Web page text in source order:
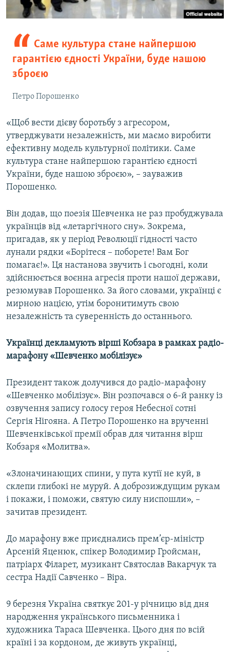
Саме культура стане найпершою
гарантією єдності України, буде нашою
зброєю
Петро Порошенко
«Щоб вести дієву боротьбу з агресором,
утверджувати незалежність, ми маємо виробити
ефективну модель культурної політики. Саме
культура стане найпершою гарантією єдності
України, буде нашою зброєю», – зауважив
Порошенко.
Він додав, що поезія Шевченка не раз пробуджувала
українців від «летаргічного сну». Зокрема,
пригадав, як у період Революції гідності часто
лунали рядки «Борітеся – поборете! Вам Бог
помагає!». Ця настанова звучить і сьогодні, коли
здійснюється воєнна агресія проти нашої держави,
резюмував Порошенко. За його словами, українці є
мирною нацією, утім боронитимуть свою
незалежність та суверенність до останнього.
Українці декламують вірші Кобзара в рамках радіо-
марафону «Шевченко мобілізує»
Президент також долучився до радіо-марафону
«Шевченко мобілізує». Він розпочався о 6-й ранку із
озвучення запису голосу героя Небесної сотні
Сергія Нігояна. А Петро Порошенко на врученні
Шевченківської премії обрав для читання вірш
Кобзаря «Молитва».
«Злоначинающих спини, у пута кутії не куй, в
склепи глибокі не муруй. А доброзиждущим рукам
і покажи, і поможи, святую силу ниспошли», –
зачитав президент.
До марафону вже приєднались прем’єр-міністр
Арсеній Яценюк, спікер Володимир Гройсман,
патріарх Філарет, музикант Святослав Вакарчук та
сестра Надії Савченко – Віра.
9 березня Україна святкує 201-у річницю від дня
народження українського письменника і
художника Тараса Шевченка. Цього дня по всій
країні і за кордоном, де живуть українці,